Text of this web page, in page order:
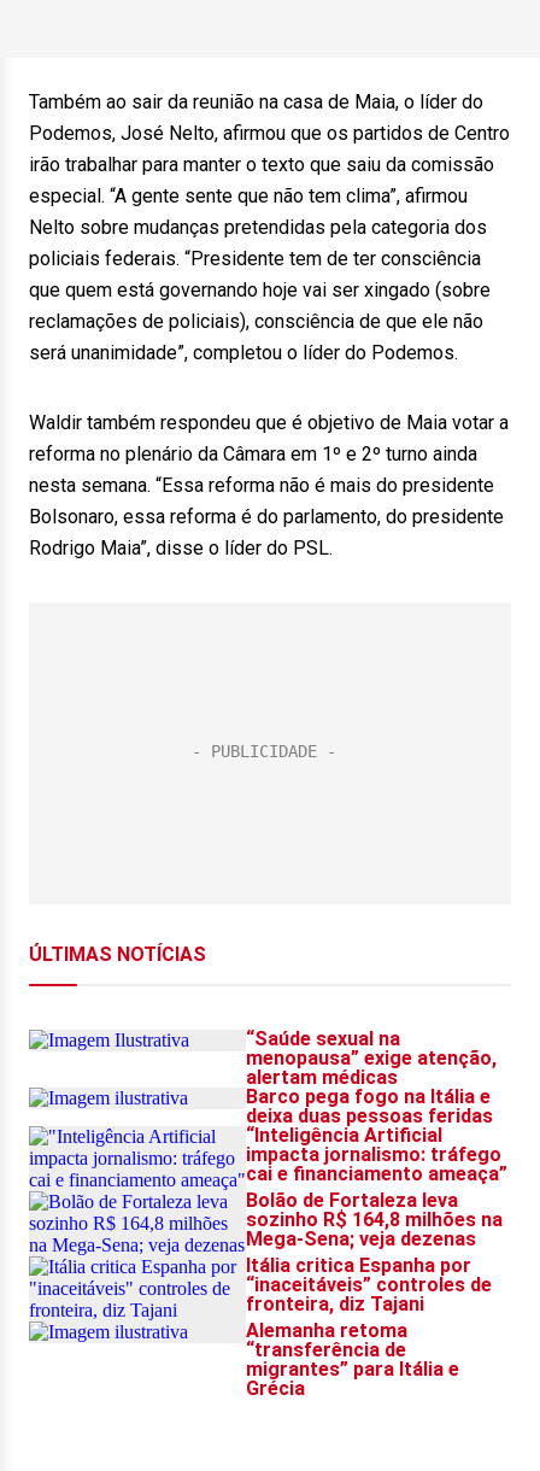
Também ao sair da reunião na casa de Maia, o líder do
Podemos, José Nelto, afirmou que os partidos de Centro
irão trabalhar para manter o texto que saiu da comissão
especial. “A gente sente que não tem clima”, afirmou
Nelto sobre mudanças pretendidas pela categoria dos
policiais federais. “Presidente tem de ter consciência
que quem está governando hoje vai ser xingado (sobre
reclamações de policiais), consciência de que ele não
será unanimidade”, completou o líder do Podemos.
Waldir também respondeu que é objetivo de Maia votar a
reforma no plenário da Câmara em 1º e 2º turno ainda
nesta semana. “Essa reforma não é mais do presidente
Bolsonaro, essa reforma é do parlamento, do presidente
Rodrigo Maia”, disse o líder do PSL.